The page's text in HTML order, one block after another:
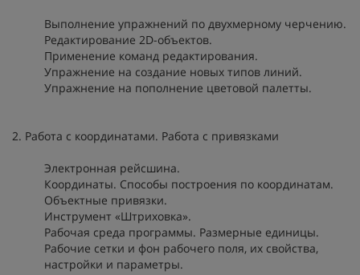
Выполнение упражнений по двухмерному черчению.
Редактирование 2D-объектов.
Применение команд редактирования.
Упражнение на создание новых типов линий.
Упражнение на пополнение цветовой палетты.
2. Работа с координатами. Работа с привязками
Электронная рейсшина.
Координаты. Способы построения по координатам.
Объектные привязки.
Инструмент «Штриховка».
Рабочая среда программы. Размерные единицы.
Рабочие сетки и фон рабочего поля, их свойства,
настройки и параметры.